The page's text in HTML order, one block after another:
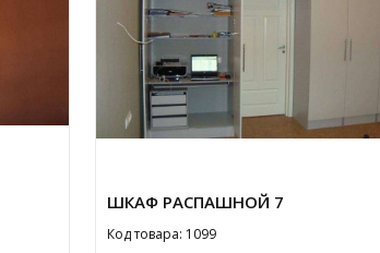
ШКАФ РАСПАШНОЙ 7
Код товара: 1099